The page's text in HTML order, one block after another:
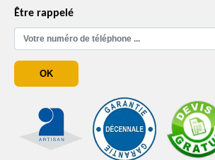
Être rappelé